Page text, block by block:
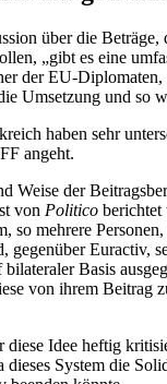
über die Beträge,
„gibt es eine
der EU-
Umsetzung und so
haben sehr
angeht.
Weise der
von Politico berichtet
so mehrere
gegenüber Euractiv,
Basis
von ihrem Beitrag
diese Idee heftig
dieses System die